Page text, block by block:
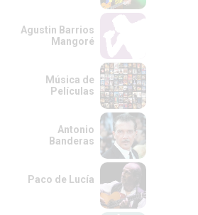
Agustin Barrios
Mangoré
Música de
Películas
Antonio
Banderas
Paco de Lucía